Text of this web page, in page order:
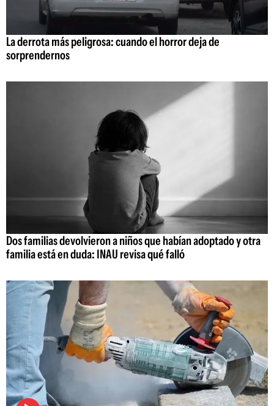
La derrota más peligrosa: cuando el horror deja de
sorprendernos
Dos familias devolvieron a niños que habían adoptado y otra
familia está en duda: INAU revisa qué falló